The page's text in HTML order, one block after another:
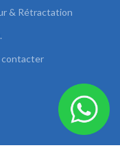
& Rétractation
contacter